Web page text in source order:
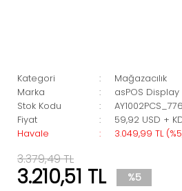
Kategori
Mağazacılık
Marka
asPOS Display
Stok Kodu
Fiyat
59,92 USD +
Havale
3.049,99 TL
3.379,49 TL
3.210,51 TL %5